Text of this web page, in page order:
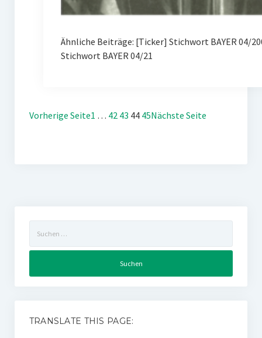
Ähnliche Beiträge: [Ticker] Stichwort BAYER 04/
Stichwort BAYER 04/21
Vorherige Seite1 … 42 43 44 45Nächste Seite
nach:
TRANSLATE THIS PAGE: